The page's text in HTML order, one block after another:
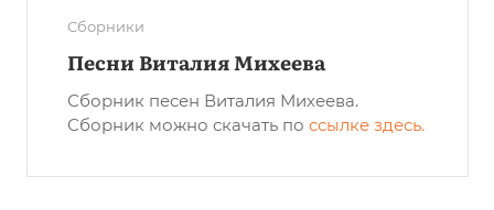
Сборники
Песни Виталия Михеева
Сборник песен Виталия Михеева.
Сборник можно скачать по ссылке здесь.